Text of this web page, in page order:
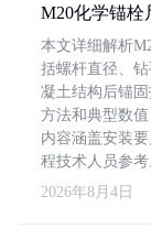
M20化学锚栓
本文详细解析
括螺杆直径、
凝土结构后锚
方法和典型数值
内容涵盖安装
程技术人员参考
2026年8月4日